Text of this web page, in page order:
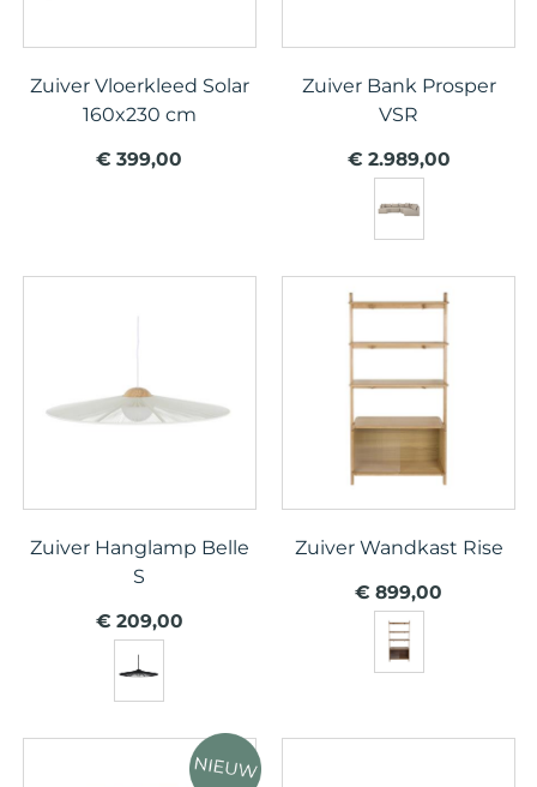
Zuiver Vloerkleed Solar
160x230 cm
€ 399,00
Zuiver Bank Prosper
VSR
€ 2.989,00
Zuiver Hanglamp Belle
S
€ 209,00
Zuiver Wandkast Rise
€ 899,00